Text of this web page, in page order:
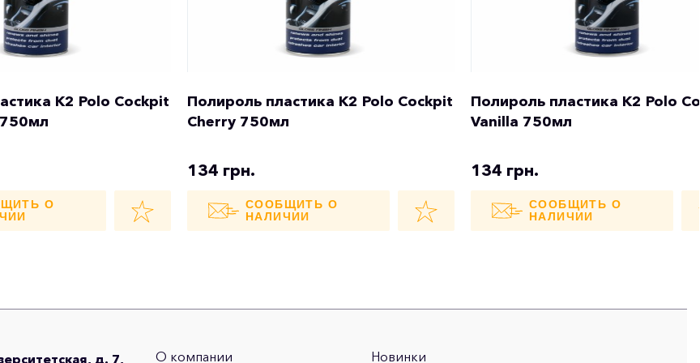
K2 Polo Cockpit
О
Полироль пластика K2 Polo Cockpit
Cherry 750мл
134 грн.
СООБЩИТЬ О
НАЛИЧИИ
Полироль пластика K2 Polo
Vanilla 750мл
134 грн.
СООБЩИТЬ О
НАЛИЧИИ
д. 7, О компании Новинки